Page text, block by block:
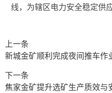
线，为辖区电力安全稳定供
上一条
新城金矿顺利完成夜间推车作
下一条
焦家金矿提升选矿生产质效与